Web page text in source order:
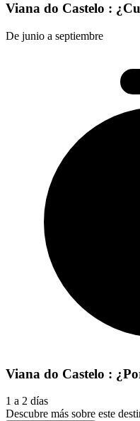
Viana do Castelo :
De junio a septiembre
Viana do Castelo :
1 a 2 días
Descubre más sobre este